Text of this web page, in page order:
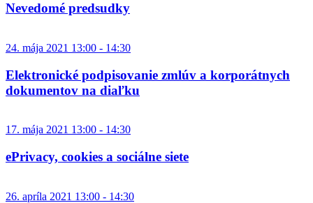
Nevedomé predsudky
24. mája 2021 13:00 - 14:30
Elektronické podpisovanie zmlúv a korporátnych
dokumentov na diaľku
17. mája 2021 13:00 - 14:30
ePrivacy, cookies a sociálne siete
26. apríla 2021 13:00 - 14:30